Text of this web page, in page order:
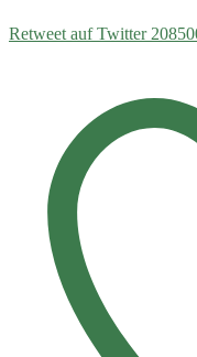
Retweet auf Twitter